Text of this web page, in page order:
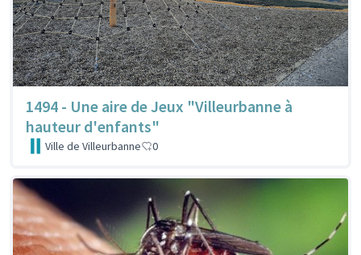
1494 - Une aire de Jeux "Villeurbanne à
hauteur d'enfants"
Ville de Villeurbanne 0